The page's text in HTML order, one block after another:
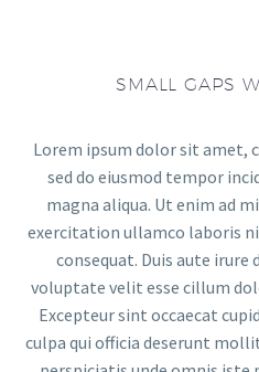
SMALL GAPS
Lorem ipsum dolor sit amet,
sed do eiusmod tempor
magna aliqua. Ut enim ad
exercitation ullamco laboris
consequat. Duis aute
voluptate velit esse cillum
Excepteur sint occaecat
culpa qui officia deserunt